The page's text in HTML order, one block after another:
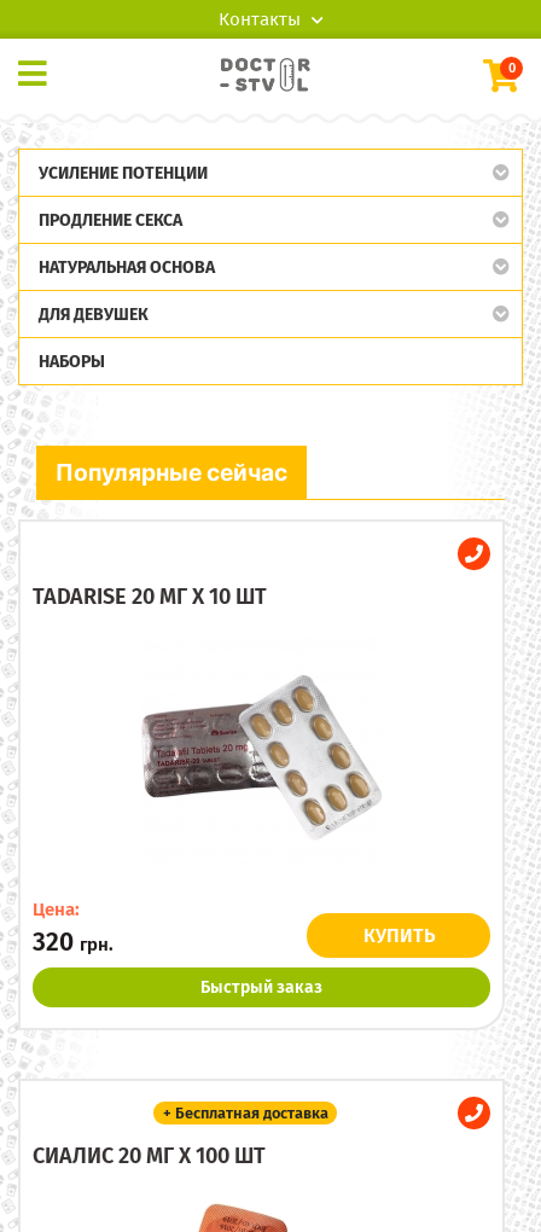
Контакты
0
УСИЛЕНИЕ ПОТЕНЦИИ
ПРОДЛЕНИЕ СЕКСА
НАТУРАЛЬНАЯ ОСНОВА
ДЛЯ ДЕВУШЕК
НАБОРЫ
Популярные сейчас
TADARISE 20 МГ X 10 ШТ
Цена:
320 грн. КУПИТЬ
Быстрый заказ
+ Бесплатная доставка
СИАЛИС 20 МГ X 100 ШТ